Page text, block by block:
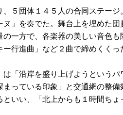
５団体１４５人の合同ステージ
」を奏でた。舞台上を埋めた
一方で、各楽器の美しい音色も
行進曲」など２曲で締めくくっ
「沿岸を盛り上げようというパ
っている印象」と交通網の整備
いい、「北上からも１時間ちょ